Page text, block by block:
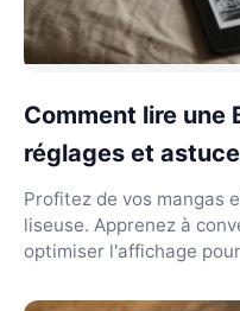
Comment lire une
réglages et
Profitez de vos mangas
liseuse. Apprenez à
optimiser l'affichage